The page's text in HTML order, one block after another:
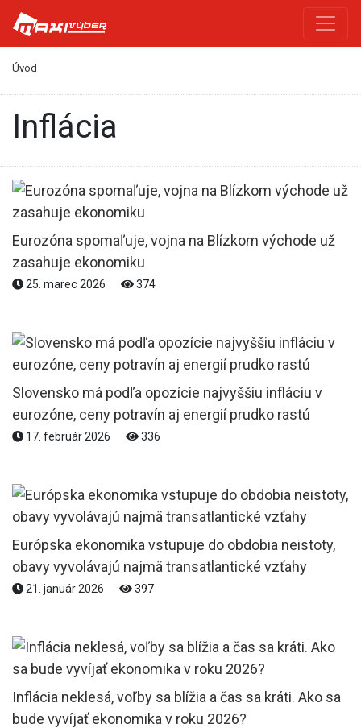
Úvod
Inflácia
Eurozóna spomaľuje, vojna na Blízkom východe už
zasahuje ekonomiku
25. marec 2026 374
Slovensko má podľa opozície najvyššiu infláciu v
eurozóne, ceny potravín aj energií prudko rastú
17. február 2026 336
Európska ekonomika vstupuje do obdobia neistoty,
obavy vyvolávajú najmä transatlantické vzťahy
21. január 2026 397
Inflácia neklesá, voľby sa blížia a čas sa kráti. Ako sa
bude vyvíjať ekonomika v roku 2026?